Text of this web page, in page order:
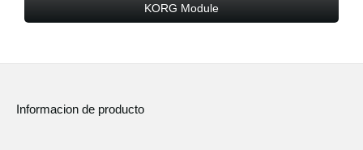
KORG Module
Informacion de producto